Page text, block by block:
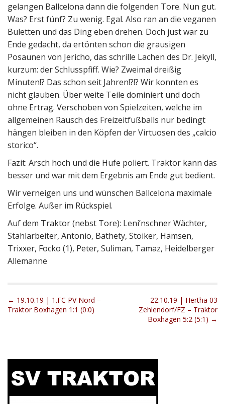
gelangen Ballcelona dann die folgenden Tore. Nun gut.
Was? Erst fünf? Zu wenig. Egal. Also ran an die veganen
Buletten und das Ding eben drehen. Doch just war zu
Ende gedacht, da ertönten schon die grausigen
Posaunen von Jericho, das schrille Lachen des Dr. Jekyll,
kurzum: der Schlusspfiff. Wie? Zweimal dreißig
Minuten!? Das schon seit Jahren!?!? Wir konnten es
nicht glauben. Über weite Teile dominiert und doch
ohne Ertrag. Verschoben von Spielzeiten, welche im
allgemeinen Rausch des Freizeitfußballs nur bedingt
hängen bleiben in den Köpfen der Virtuosen des „calcio
storico“.
Fazit: Arsch hoch und die Hufe poliert. Traktor kann das
besser und war mit dem Ergebnis am Ende gut bedient.
Wir verneigen uns und wünschen Ballcelona maximale
Erfolge. Außer im Rückspiel.
Auf dem Traktor (nebst Tore): Leni’nschner Wächter,
Stahlarbeiter, Antonio, Bathety, Stoiker, Hämsen,
Trixxer, Focko (1), Peter, Suliman, Tamaz, Heidelberger
Allemanne
P
o
v
i
← 19.10.19 | 1.FC PV Nord –
Traktor Boxhagen 1:1 (0:0)
22.10.19 | Hertha 03
Zehlendorf/FZ – Traktor
Boxhagen 5:2 (5:1) →